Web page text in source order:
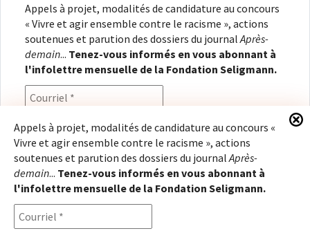
Appels à projet, modalités de candidature au concours
« Vivre et agir ensemble contre le racisme », actions
soutenues et parution des dossiers du journal Après-
demain... Tenez-vous informés en vous abonnant à
l'infolettre mensuelle de la Fondation Seligmann.
En renseignant votre adresse électronique, vous
consentez à recevoir l'infolettre de la Fondation
Seligmann, conformément à notrepolitique de
confidentialité. Il vous sera possible de vous
désabonner à tout moment.
Appels à projet, modalités de candidature au concours «
Vivre et agir ensemble contre le racisme », actions
soutenues et parution des dossiers du journalAprès-
demain... Tenez-vous informés en vous abonnant à
l'infolettre mensuelle de la Fondation Seligmann.